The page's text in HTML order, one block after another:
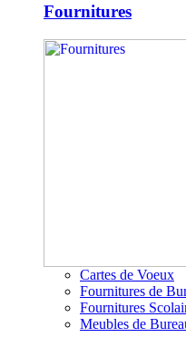
Fournitures
Cartes de Voeux
Fournitures de
Fournitures
Meubles de